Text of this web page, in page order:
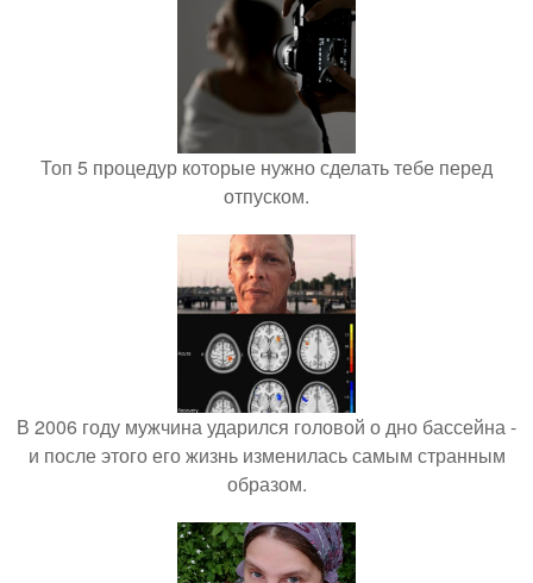
Топ 5 процедур которые нужно сделать тебе перед
отпуском.
В 2006 году мужчина ударился головой о дно бассейна -
и после этого его жизнь изменилась самым странным
образом.